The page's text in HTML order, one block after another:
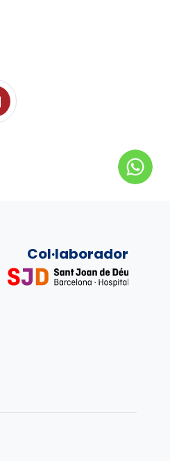
Col·laborador